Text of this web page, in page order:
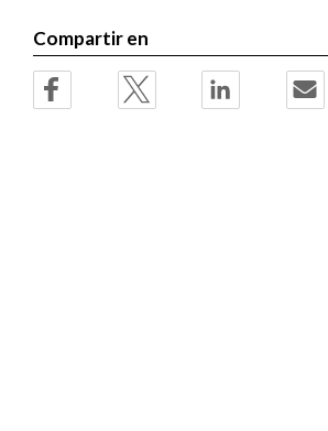
Compartir en